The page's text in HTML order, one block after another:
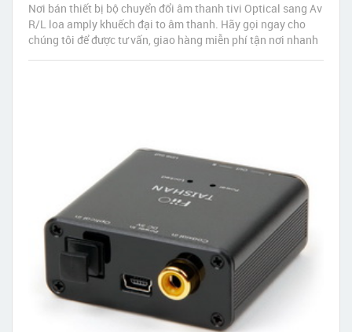
Nơi bán thiết bị bộ chuyển đổi âm thanh tivi Optical sang Av
R/L loa amply khuếch đại to âm thanh. Hãy gọi ngay cho
chúng tôi để được tư vấn, giao hàng miễn phí tận nơi nhanh